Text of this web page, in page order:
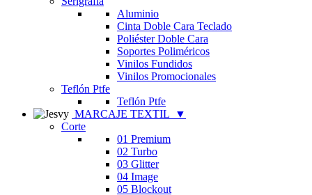
Aluminio
Cinta Doble Cara Teclado
Poliéster Doble Cara
Soportes Poliméricos
Vinilos Fundidos
Vinilos Promocionales
Teflón Ptfe
Teflón Ptfe
MARCAJE TEXTIL
▼
Corte
01 Premium
02 Turbo
03 Glitter
04 Image
05 Blockout